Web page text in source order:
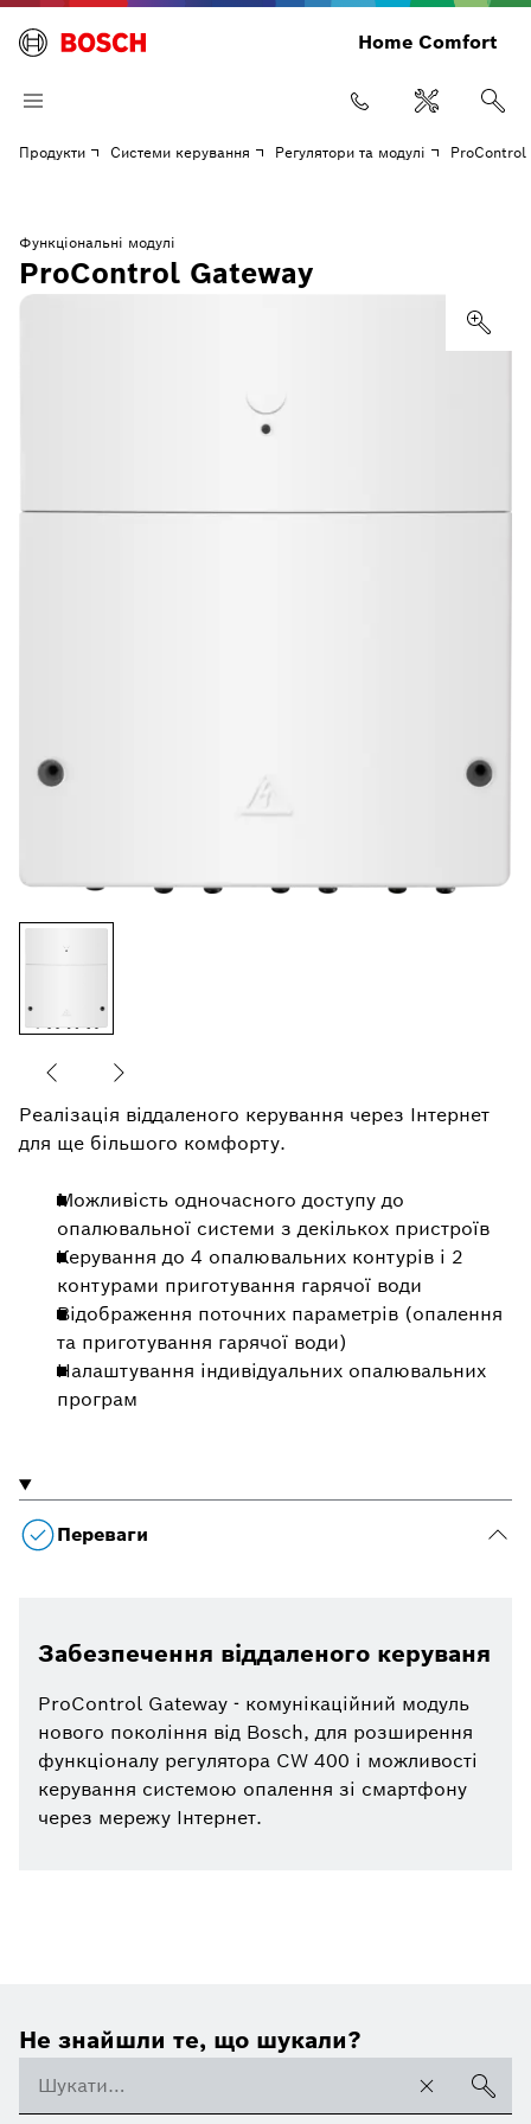
Home Comfort
Продукти Системи керування Регулятори та модулі ProControl
Функціональні модулі
ProControl Gateway
Реалізація віддаленого керування через Інтернет
для ще більшого комфорту.
Можливість одночасного доступу до
опалювальної системи з декількох пристроїв
Керування до 4 опалювальних контурів і 2
контурами приготування гарячої води
Відображення поточних параметрів (опалення
та приготування гарячої води)
Налаштування індивідуальних опалювальних
програм
Переваги
Забезпечення віддаленого керуваня
ProControl Gateway - комунікаційний модуль
нового покоління від Bosch, для розширення
функціоналу регулятора CW 400 і можливості
керування системою опалення зі смартфону
через мережу Інтернет.
Не знайшли те, що шукали?